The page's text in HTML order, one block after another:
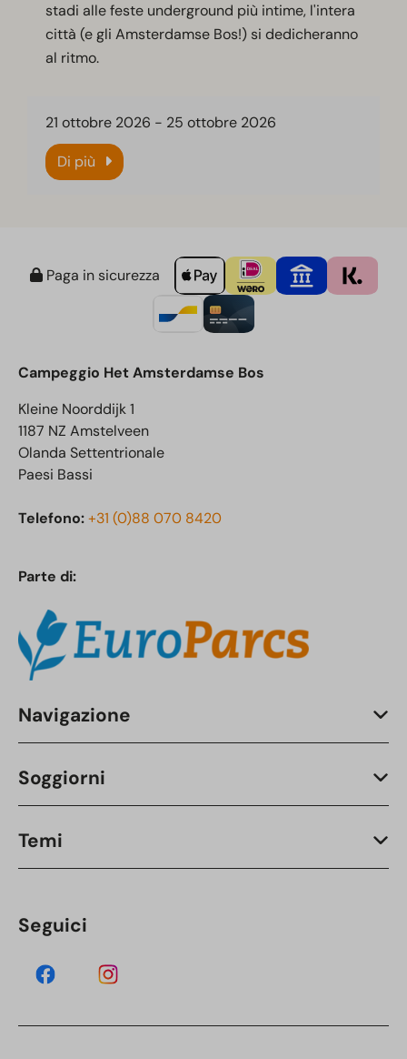
stadi alle feste underground più intime, l'intera
città (e gli Amsterdamse Bos!) si dedicheranno
al ritmo.
21 ottobre 2026 - 25 ottobre 2026
Di più
Paga in sicurezza
Campeggio Het Amsterdamse Bos
Kleine Noorddijk 1
1187 NZ Amstelveen
Olanda Settentrionale
Paesi Bassi
Telefono:+31 (0)88 070 8420
Parte di:
Navigazione
Soggiorni
Temi
Seguici